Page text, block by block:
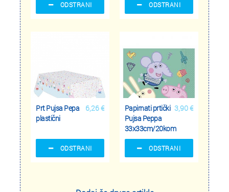
ODSTRANI ODSTRANI
6,26 €
Prt Pujsa Pepa
plastični
ODSTRANI
3,90 €
Papirnati prtički
Pujsa Peppa
33x33cm/20kom
ODSTRANI